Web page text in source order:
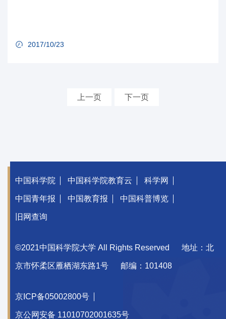
2017/10/23
上一页 下一页
中国科学院 中国科学院教育云 科学网
中国青年报 中国教育报 中国科普博览
旧网查询
©2021中国科学院大学 All Rights Reserved 地址：北
京市怀柔区雁栖湖东路1号 邮编：101408
京ICP备05002800号
京公网安备 11010702001635号